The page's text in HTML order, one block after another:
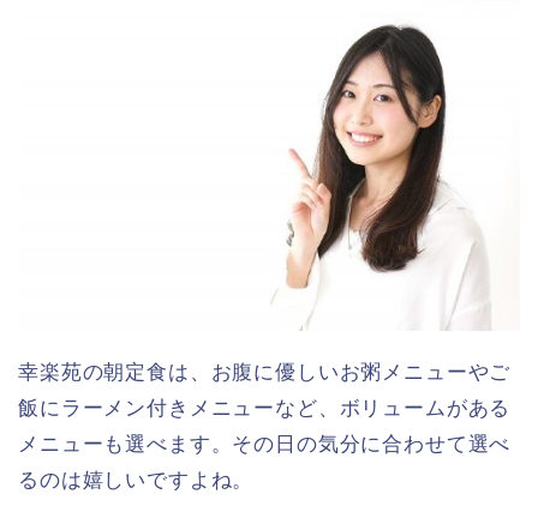
幸楽苑の朝定食は、お腹に優しいお粥メニューやご
飯にラーメン付きメニューなど、ボリュームがある
メニューも選べます。その日の気分に合わせて選べ
るのは嬉しいですよね。